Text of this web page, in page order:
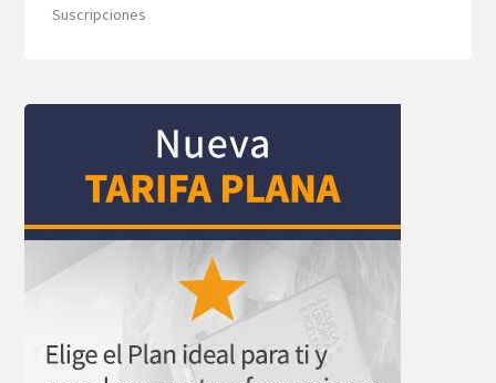
Suscripciones